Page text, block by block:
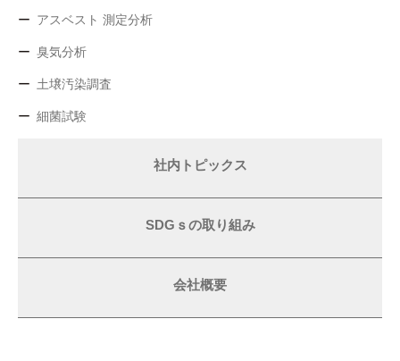
アスベスト 測定分析
臭気分析
土壌汚染調査
細菌試験
社内トピックス
SDGｓの取り組み
会社概要